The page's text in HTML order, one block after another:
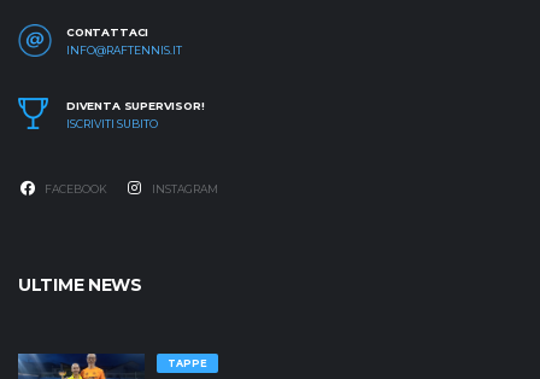
CONTATTACI
INFO@RAFTENNIS.IT
DIVENTA SUPERVISOR!
ISCRIVITI SUBITO
FACEBOOK INSTAGRAM
ULTIME NEWS
TAPPE